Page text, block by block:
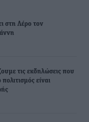
στη Λέρο τον
τις εκδηλώσεις που
είναι